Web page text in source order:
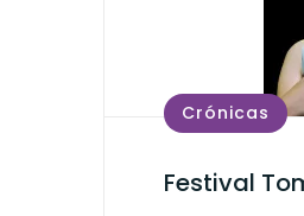
Crónicas
Festival